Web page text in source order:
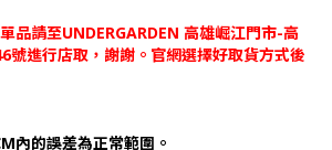
品請至UNDERGARDEN 高雄崛江門市-高
號進行店取，謝謝。官網選擇好取貨方式後
內的誤差為正常範圍。